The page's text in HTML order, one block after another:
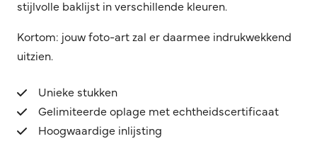
stijlvolle baklijst in verschillende kleuren.
Kortom: jouw foto-art zal er daarmee indrukwekkend
uitzien.
Unieke stukken
Gelimiteerde oplage met echtheidscertificaat
Hoogwaardige inlijsting